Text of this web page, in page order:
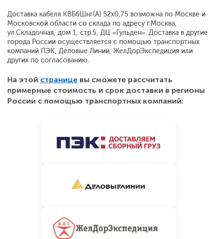
Доставка кабеля КВБбШнг(А) 52х0,75 возможна по Москве и
Московской области со склада по адресу г.Москва,
ул.Складочная, дом 1, стр.5, ДЦ «Гульден». Доставка в другие
города России осуществляется с помощью транспортных
компаний ПЭК, Деловые Линии, ЖелДорЭкспедиция или
других по согласованию.
На этой странице вы сможете рассчитать
примерные стоимость и срок доставки в регионы
России с помощью транспортных компаний: